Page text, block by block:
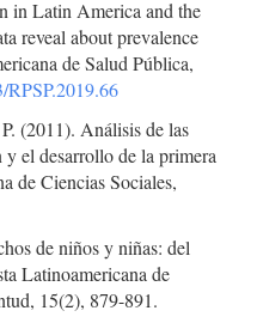
in Latin America and the
reveal about prevalence
de Salud Pública,
(2011). Análisis de las
el desarrollo de la primera
de Ciencias Sociales,
de niños y niñas: del
Latinoamericana de
15(2), 879-891.